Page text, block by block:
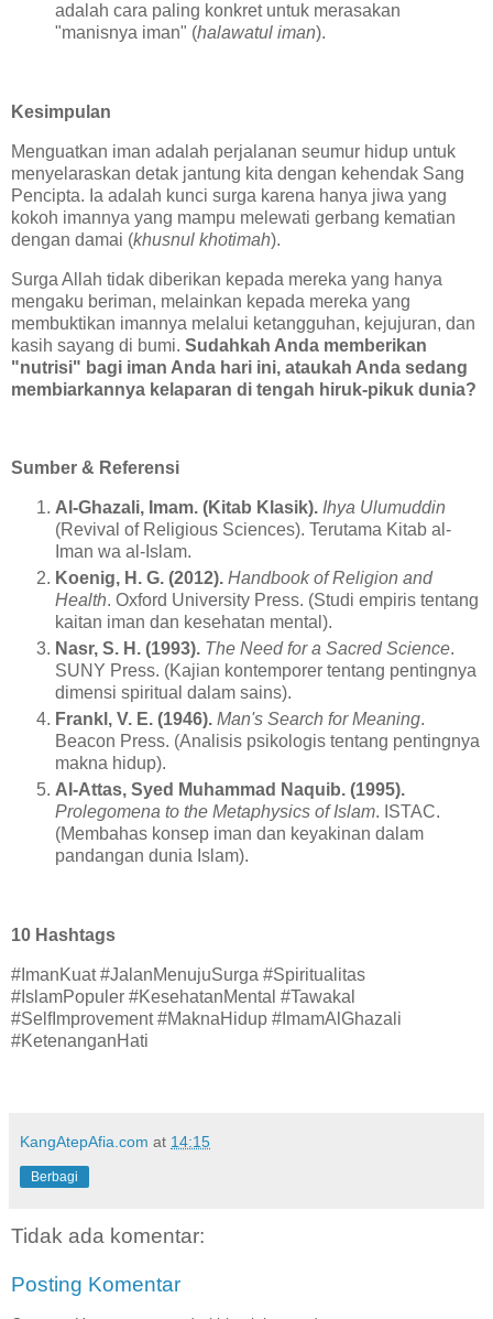
adalah cara paling konkret untuk merasakan
"manisnya iman" (halawatul iman).
Kesimpulan
Menguatkan iman adalah perjalanan seumur hidup untuk
menyelaraskan detak jantung kita dengan kehendak Sang
Pencipta. Ia adalah kunci surga karena hanya jiwa yang
kokoh imannya yang mampu melewati gerbang kematian
dengan damai (khusnul khotimah).
Surga Allah tidak diberikan kepada mereka yang hanya
mengaku beriman, melainkan kepada mereka yang
membuktikan imannya melalui ketangguhan, kejujuran, dan
kasih sayang di bumi. Sudahkah Anda memberikan
"nutrisi" bagi iman Anda hari ini, ataukah Anda sedang
membiarkannya kelaparan di tengah hiruk-pikuk dunia?
Sumber & Referensi
Al-Ghazali, Imam. (Kitab Klasik). Ihya Ulumuddin
(Revival of Religious Sciences). Terutama Kitab al-
Iman wa al-Islam.
Koenig, H. G. (2012). Handbook of Religion and
Health. Oxford University Press. (Studi empiris tentang
kaitan iman dan kesehatan mental).
Nasr, S. H. (1993). The Need for a Sacred Science.
SUNY Press. (Kajian kontemporer tentang pentingnya
dimensi spiritual dalam sains).
Frankl, V. E. (1946). Man's Search for Meaning.
Beacon Press. (Analisis psikologis tentang pentingnya
makna hidup).
Al-Attas, Syed Muhammad Naquib. (1995).
Prolegomena to the Metaphysics of Islam. ISTAC.
(Membahas konsep iman dan keyakinan dalam
pandangan dunia Islam).
10 Hashtags
#ImanKuat #JalanMenujuSurga #Spiritualitas
#IslamPopuler #KesehatanMental #Tawakal
#SelfImprovement #MaknaHidup #ImamAlGhazali
#KetenanganHati
KangAtepAfia.com at 14:15
Berbagi
Tidak ada komentar:
Posting Komentar